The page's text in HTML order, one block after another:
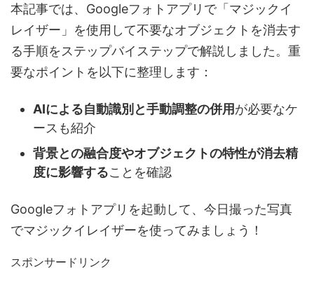
本記事では、Googleフォトアプリで「マジックイ
レイザー」を使用して不要なオブジェクトを消去す
る手順をステップバイステップで解説しました。重
要なポイントを以下に整理します：
AIによる自動識別と手動調整の併用が必要なケ
ースも紹介
背景との融合度やオブジェクトの特性が消去精
度に影響することを確認
Googleフォトアプリを起動して、今日撮った写真
でマジックイレイザーを使ってみましょう！
スポンサードリンク